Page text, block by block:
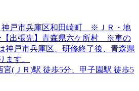
神戸市兵庫区和田崎町 ※ＪＲ・地
【出張先】青森県六ケ所村 ※車の
戸市兵庫区、研修終了後、青森県
ます。
(ＪＲ)駅 徒歩5分、甲子園駅 徒歩5